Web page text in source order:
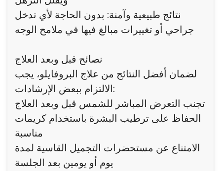
نتائج طبيعية وآمنة: بدون الحاجة لأي تدخل
جراحي أو تغييرات مبالغ فيها في ملامح الوجه
نصائح قبل وبعد العلاج
لضمان أفضل النتائج من علاج البروفايلو، يجب
الالتزام ببعض الإرشادات:
تجنب التعرض المباشر للشمس قبل وبعد العلاج
الحفاظ على ترطيب البشرة باستخدام كريمات
مناسبة
الامتناع عن مستحضرات التجميل القاسية لمدة
يوم أو يومين بعد الجلسة